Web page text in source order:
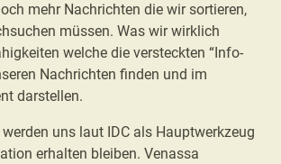
mehr Nachrichten die wir sortieren,
müssen. Was wir wirklich
welche die versteckten “Info-
Nachrichten finden und im
darstellen.
uns laut IDC als Hauptwerkzeug
erhalten bleiben. Venassa